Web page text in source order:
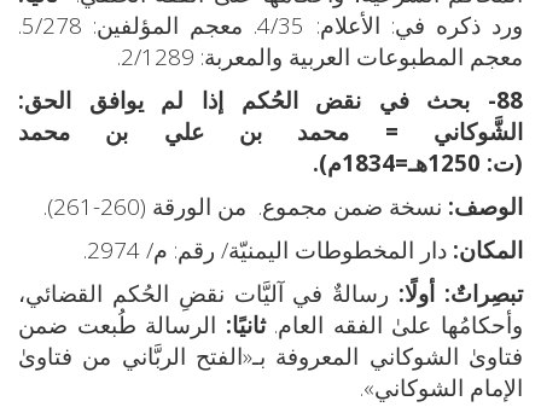
ورد ذكره في: الأعلام: 4/35. معجم المؤلفين: 5/278.
معجم المطبوعات العربية والمعربة: 2/1289.
88- بحث في نقض الحُكم إذا لم يوافق الحق:
الشَّوكاني = محمد بن علي بن محمد
(ت: 1250هـ=1834م).
الوصف: نسخة ضمن مجموع. من الورقة (260-261).
المكان: دار المخطوطات اليمنيّة/ رقم: م/ 2974.
تبصِراتٌ: أولًا: رسالةٌ في آليَّات نقضِ الحُكم القضائي،
وأحكامُها علىٰ الفقه العام.ثانيًا: الرسالة طُبعت ضمن
فتاوىٰ الشوكاني المعروفة بـ«الفتح الربَّاني من فتاوىٰ
الإمام الشوكاني».